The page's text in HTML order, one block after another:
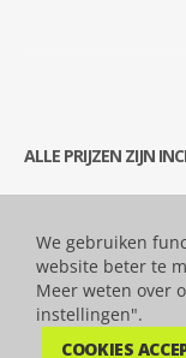
ALLE PRIJZEN ZIJN
© 2026 Bytesatwork.be
We gebruiken
website beter te
Meer weten over
instellingen".
COOKIES